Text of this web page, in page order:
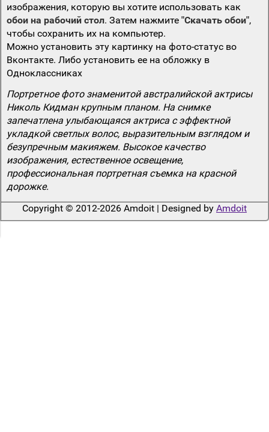
изображения, которую вы хотите использовать как
обои на рабочий стол. Затем нажмите "Скачать обои",
чтобы сохранить их на компьютер.
Можно установить эту картинку на фото-статус во
Вконтакте. Либо установить ее на обложку в
Одноклассниках
Портретное фото знаменитой австралийской актрисы
Николь Кидман крупным планом. На снимке
запечатлена улыбающаяся актриса с эффектной
укладкой светлых волос, выразительным взглядом и
безупречным макияжем. Высокое качество
изображения, естественное освещение,
профессиональная портретная съемка на красной
дорожке.
Copyright © 2012-2026 Amdoit | Designed by Amdoit